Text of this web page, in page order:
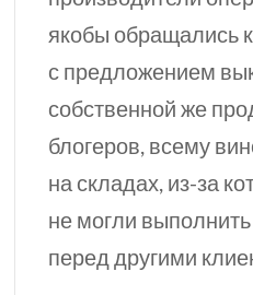
якобы обращались
с предложением
собственной же
блогеров, всему
на складах, из-за
не могли
перед другими